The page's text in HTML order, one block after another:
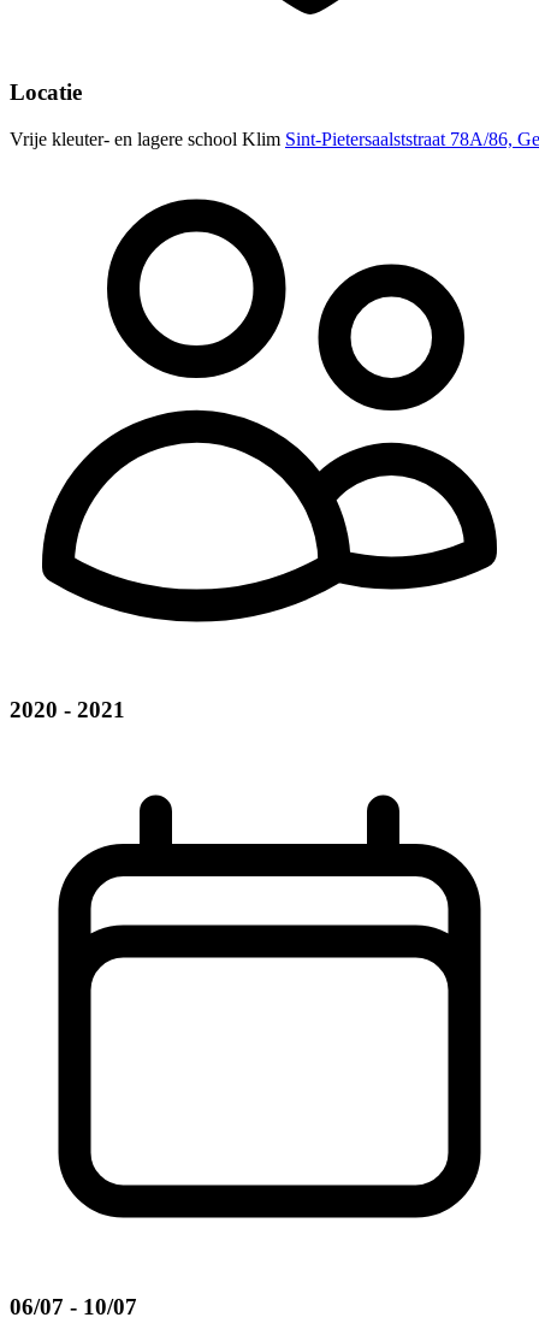
Locatie
Vrije kleuter- en lagere school Klim Sint-Pietersaalststraat 78A/86,
2020 - 2021
06/07 - 10/07